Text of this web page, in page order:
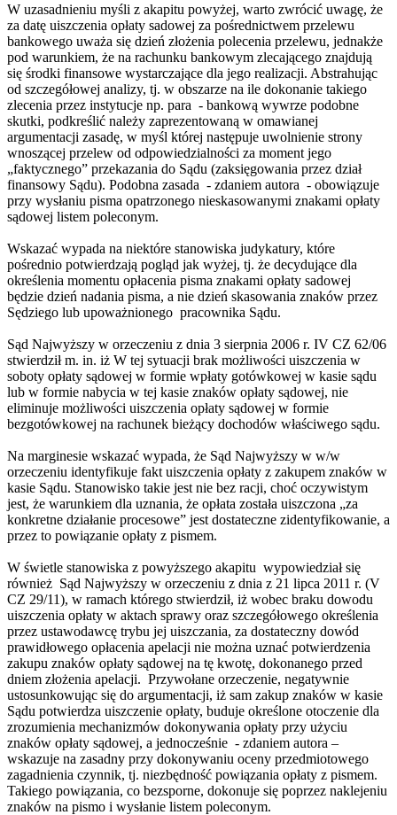
W uzasadnieniu myśli z akapitu powyżej, warto zwrócić uwagę, że
za datę uiszczenia opłaty sadowej za pośrednictwem przelewu
bankowego uważa się dzień złożenia polecenia przelewu, jednakże
pod warunkiem, że na rachunku bankowym zlecającego znajdują
się środki finansowe wystarczające dla jego realizacji. Abstrahując
od szczegółowej analizy, tj. w obszarze na ile dokonanie takiego
zlecenia przez instytucje np. para - bankową wywrze podobne
skutki, podkreślić należy zaprezentowaną w omawianej
argumentacji zasadę, w myśl której następuje uwolnienie strony
wnoszącej przelew od odpowiedzialności za moment jego
„faktycznego” przekazania do Sądu (zaksięgowania przez dział
finansowy Sądu). Podobna zasada - zdaniem autora - obowiązuje
przy wysłaniu pisma opatrzonego nieskasowanymi znakami opłaty
sądowej listem poleconym.
Wskazać wypada na niektóre stanowiska judykatury, które
pośrednio potwierdzają pogląd jak wyżej, tj. że decydujące dla
określenia momentu opłacenia pisma znakami opłaty sadowej
będzie dzień nadania pisma, a nie dzień skasowania znaków przez
Sędziego lub upoważnionego pracownika Sądu.
Sąd Najwyższy w orzeczeniu z dnia 3 sierpnia 2006 r. IV CZ 62/06
stwierdził m. in. iż W tej sytuacji brak możliwości uiszczenia w
soboty opłaty sądowej w formie wpłaty gotówkowej w kasie sądu
lub w formie nabycia w tej kasie znaków opłaty sądowej, nie
eliminuje możliwości uiszczenia opłaty sądowej w formie
bezgotówkowej na rachunek bieżący dochodów właściwego sądu.
Na marginesie wskazać wypada, że Sąd Najwyższy w w/w
orzeczeniu identyfikuje fakt uiszczenia opłaty z zakupem znaków w
kasie Sądu. Stanowisko takie jest nie bez racji, choć oczywistym
jest, że warunkiem dla uznania, że opłata została uiszczona „za
konkretne działanie procesowe” jest dostateczne zidentyfikowanie, a
przez to powiązanie opłaty z pismem.
W świetle stanowiska z powyższego akapitu wypowiedział się
również Sąd Najwyższy w orzeczeniu z dnia z 21 lipca 2011 r. (V
CZ 29/11), w ramach którego stwierdził, iż wobec braku dowodu
uiszczenia opłaty w aktach sprawy oraz szczegółowego określenia
przez ustawodawcę trybu jej uiszczania, za dostateczny dowód
prawidłowego opłacenia apelacji nie można uznać potwierdzenia
zakupu znaków opłaty sądowej na tę kwotę, dokonanego przed
dniem złożenia apelacji. Przywołane orzeczenie, negatywnie
ustosunkowując się do argumentacji, iż sam zakup znaków w kasie
Sądu potwierdza uiszczenie opłaty, buduje określone otoczenie dla
zrozumienia mechanizmów dokonywania opłaty przy użyciu
znaków opłaty sądowej, a jednocześnie - zdaniem autora –
wskazuje na zasadny przy dokonywaniu oceny przedmiotowego
zagadnienia czynnik, tj. niezbędność powiązania opłaty z pismem.
Takiego powiązania, co bezsporne, dokonuje się poprzez naklejeniu
znaków na pismo i wysłanie listem poleconym.